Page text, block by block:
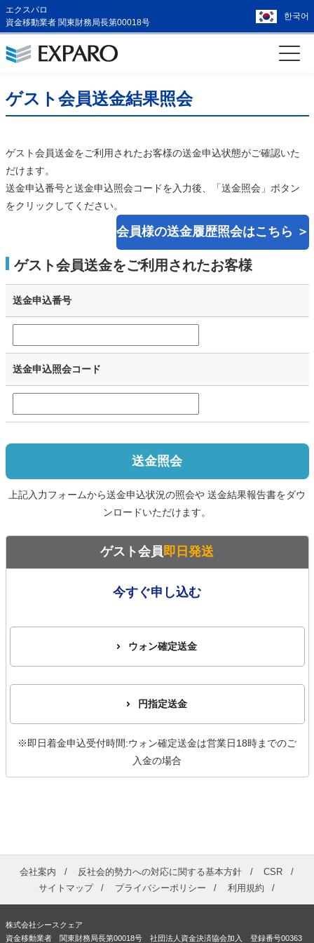
エクスパロ
資金移動業者 関東財務局長第00018号
한국어
ゲスト会員送金結果照会
ゲスト会員送金をご利用されたお客様の送金申込状態がご確認いた
だけます。
送金申込番号と送金申込照会コードを入力後、「送金照会」ボタン
をクリックしてください。
会員様の送金履歴照会はこちら ＞
ゲスト会員送金をご利用されたお客様
送金申込番号
送金申込照会コード
送金照会
上記入力フォームから送金申込状況の照会や 送金結果報告書をダウ
ンロードいただけます。
ゲスト会員即日発送
今すぐ申し込む
ウォン確定送金
円指定送金
※即日着金申込受付時間:ウォン確定送金は営業日18時までのご
入金の場合
会社案内 反社会的勢力への対応に関する基本方針
CSR
サイトマップ
プライバシーポリシー 利用規約
株式会社シースクェア
資金移動業者 関東財務局長第00018号 社団法人資金決済協会加入 登録番号00363